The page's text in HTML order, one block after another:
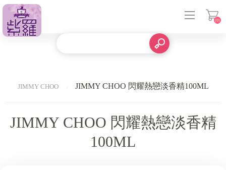
(0)
JIMMY CHOO JIMMY CHOO 閃耀熱戀淡香精100ML
JIMMY CHOO 閃耀熱戀淡香精
100ML